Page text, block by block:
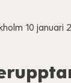
10 januari